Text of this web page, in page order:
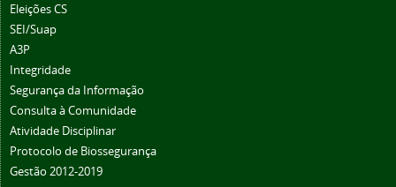
Eleições CS
SEI/Suap
A3P
Integridade
Segurança da Informação
Consulta à Comunidade
Atividade Disciplinar
Protocolo de Biossegurança
Gestão 2012-2019